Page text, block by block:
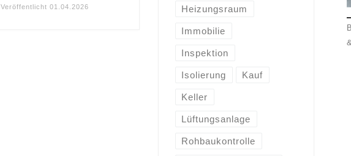
Veröffentlicht 01.04.2026 Heizungsraum
Immobilie
Inspektion
Isolierung Kauf
Keller
Lüftungsanlage
Rohbaukontrolle